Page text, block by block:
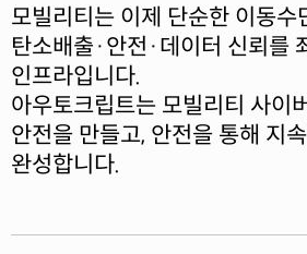
모빌리티는 이제 단순한 이동수
탄소배출·안전·데이터 신뢰를
인프라입니다.
아우토크립트는 모빌리티 사이
안전을 만들고, 안전을 통해 지
완성합니다.